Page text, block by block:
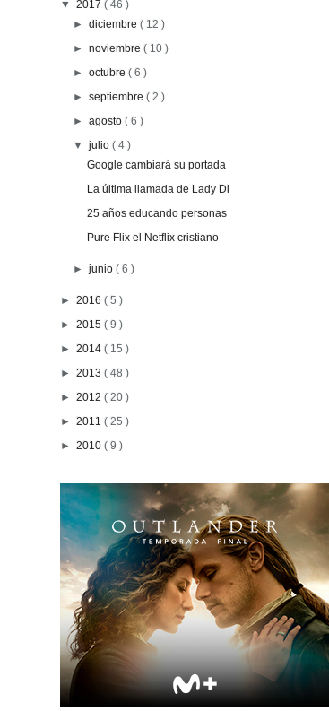
▼ 2017 ( 46 )
►diciembre( 12 )
►noviembre( 10 )
►octubre( 6 )
►septiembre( 2 )
►agosto( 6 )
▼julio( 4 )
Google cambiará su portada
La última llamada de Lady Di
25 años educando personas
Pure Flix el Netflix cristiano
►junio( 6 )
► 2016 ( 5 )
► 2015 ( 9 )
► 2014 ( 15 )
► 2013 ( 48 )
► 2012 ( 20 )
► 2011 ( 25 )
► 2010 ( 9 )